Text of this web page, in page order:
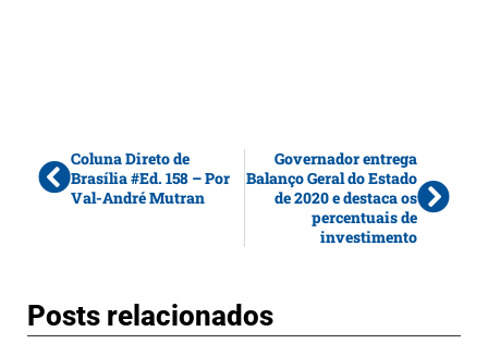
Coluna Direto de
Brasília #Ed. 158 – Por
Val-André Mutran
Governador entrega
Balanço Geral do Estado
de 2020 e destaca os
percentuais de
investimento
Posts relacionados